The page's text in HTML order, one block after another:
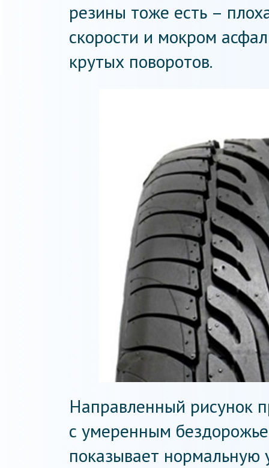
резины тоже есть –
скорости и мокром
крутых поворотов.
Направленный рисунок
с умеренным
показывает нормальную